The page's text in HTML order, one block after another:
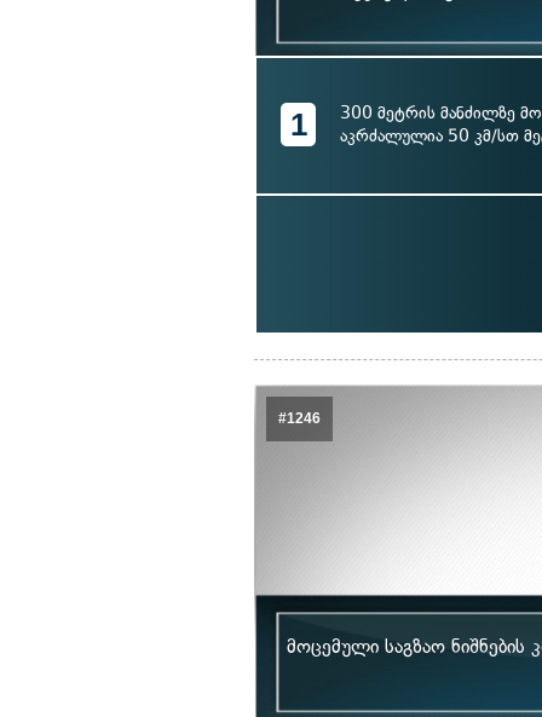
1
300 მეტრის მანძილზე
აკრძალულია 50 კმ/სთ
#1246
მოცემული საგზაო ნიშნების